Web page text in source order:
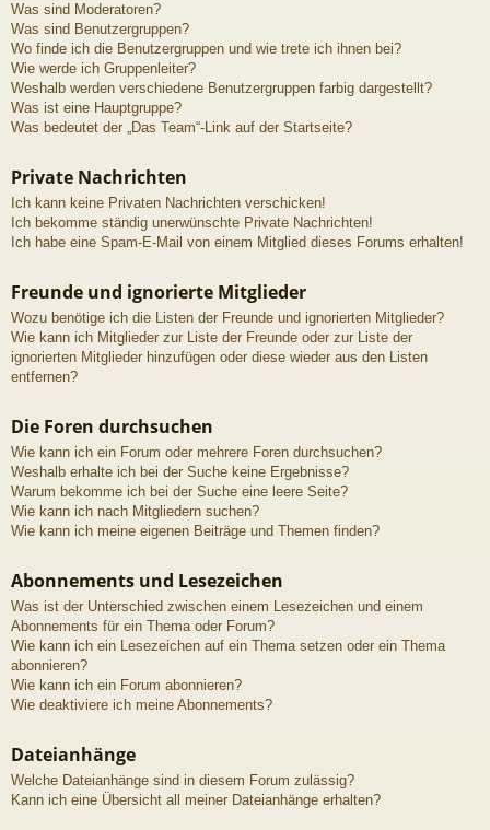
Was sind Moderatoren?
Was sind Benutzergruppen?
Wo finde ich die Benutzergruppen und wie trete ich ihnen bei?
Wie werde ich Gruppenleiter?
Weshalb werden verschiedene Benutzergruppen farbig dargestellt?
Was ist eine Hauptgruppe?
Was bedeutet der „Das Team“-Link auf der Startseite?
Private Nachrichten
Ich kann keine Privaten Nachrichten verschicken!
Ich bekomme ständig unerwünschte Private Nachrichten!
Ich habe eine Spam-E-Mail von einem Mitglied dieses Forums erhalten!
Freunde und ignorierte Mitglieder
Wozu benötige ich die Listen der Freunde und ignorierten Mitglieder?
Wie kann ich Mitglieder zur Liste der Freunde oder zur Liste der
ignorierten Mitglieder hinzufügen oder diese wieder aus den Listen
entfernen?
Die Foren durchsuchen
Wie kann ich ein Forum oder mehrere Foren durchsuchen?
Weshalb erhalte ich bei der Suche keine Ergebnisse?
Warum bekomme ich bei der Suche eine leere Seite?
Wie kann ich nach Mitgliedern suchen?
Wie kann ich meine eigenen Beiträge und Themen finden?
Abonnements und Lesezeichen
Was ist der Unterschied zwischen einem Lesezeichen und einem
Abonnements für ein Thema oder Forum?
Wie kann ich ein Lesezeichen auf ein Thema setzen oder ein Thema
abonnieren?
Wie kann ich ein Forum abonnieren?
Wie deaktiviere ich meine Abonnements?
Dateianhänge
Welche Dateianhänge sind in diesem Forum zulässig?
Kann ich eine Übersicht all meiner Dateianhänge erhalten?